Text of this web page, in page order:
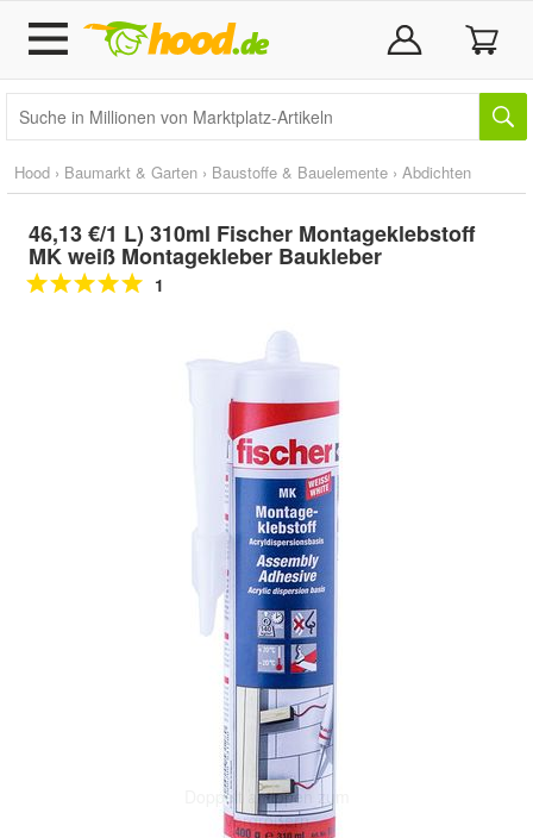
Hood › Baumarkt & Garten › Baustoffe & Bauelemente › Abdichten
46,13 €/1 L) 310ml Fischer Montageklebstoff
MK weiß Montagekleber Baukleber
1
Doppelt antippen zum
vergrößern